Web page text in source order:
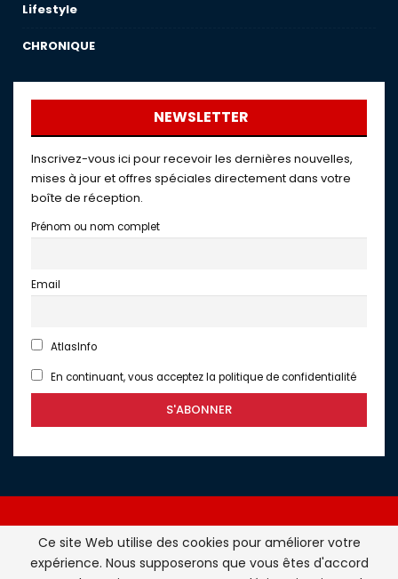
Lifestyle
CHRONIQUE
NEWSLETTER
Inscrivez-vous ici pour recevoir les dernières nouvelles,
mises à jour et offres spéciales directement dans votre
boîte de réception.
Prénom ou nom complet
Email
AtlasInfo
En continuant, vous acceptez la politique de confidentialité
Atlasinfo.fr : l'essentiel de l'actualité de la France et du
Ce site Web utilise des cookies pour améliorer votre
expérience. Nous supposerons que vous êtes d'accord